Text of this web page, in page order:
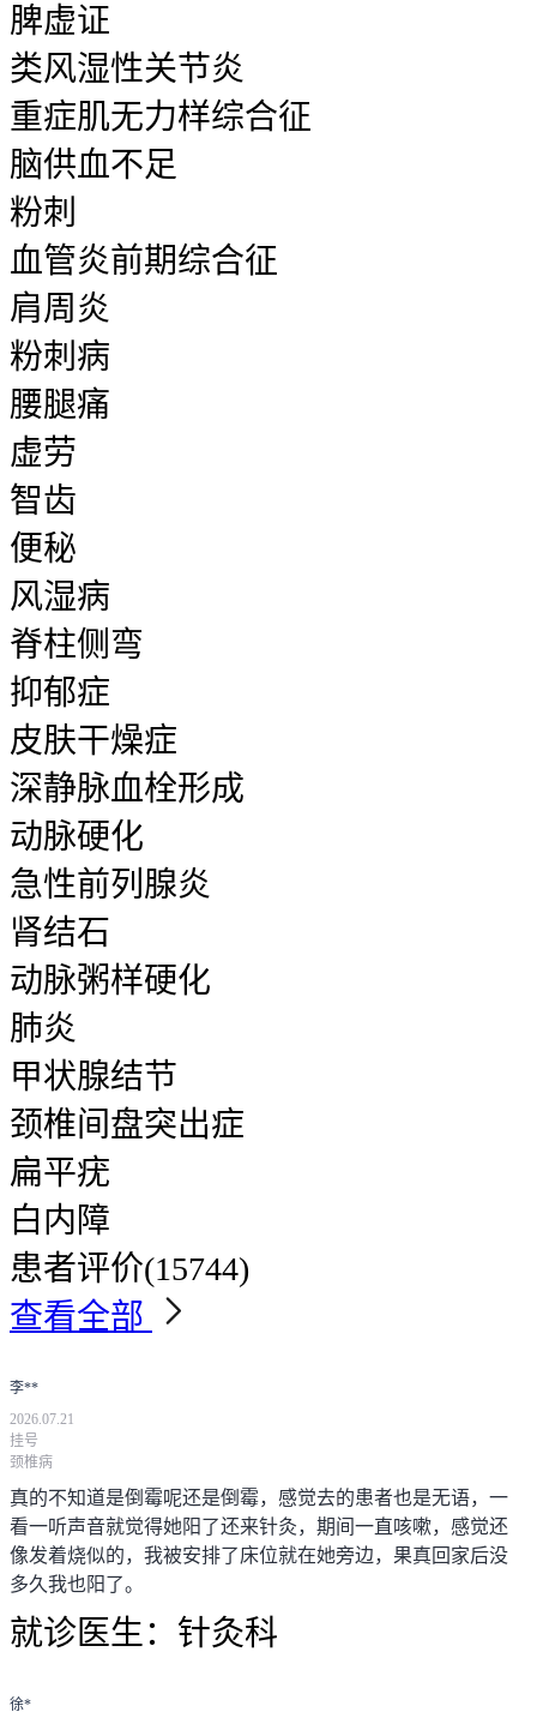
脾虚证
类风湿性关节炎
重症肌无力样综合征
脑供血不足
粉刺
血管炎前期综合征
肩周炎
粉刺病
腰腿痛
虚劳
智齿
便秘
风湿病
脊柱侧弯
抑郁症
皮肤干燥症
深静脉血栓形成
动脉硬化
急性前列腺炎
肾结石
动脉粥样硬化
肺炎
甲状腺结节
颈椎间盘突出症
扁平疣
白内障
患者评价(15744)
查看全部
李**
2026.07.21
挂号
颈椎病
真的不知道是倒霉呢还是倒霉，感觉去的患者也是无语，一
看一听声音就觉得她阳了还来针灸，期间一直咳嗽，感觉还
像发着烧似的，我被安排了床位就在她旁边，果真回家后没
多久我也阳了。
就诊医生： 针灸科
徐*